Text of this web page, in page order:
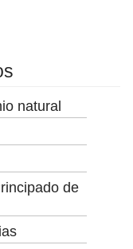
natural
de